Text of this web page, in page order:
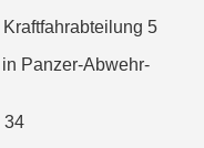
5
Abwehr-
34